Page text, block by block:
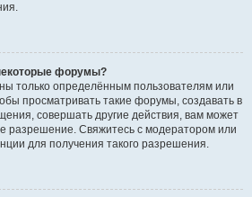
форумы?
только определённым пользователям или
просматривать такие форумы, создавать в
совершать другие действия, вам может
разрешение. Свяжитесь с модератором или
для получения такого разрешения.